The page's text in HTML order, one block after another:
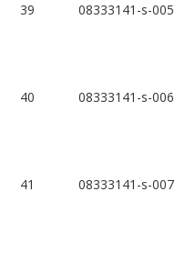
39
08333141-s-005
40
08333141-s-006
41
08333141-s-007